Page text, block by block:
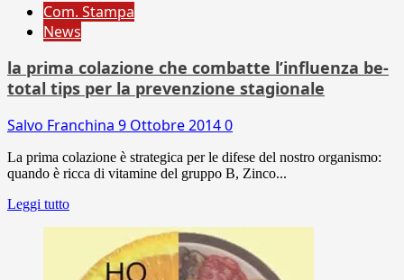
Com. Stampa
News
la prima colazione che combatte l’influenza be-
total tips per la prevenzione stagionale
Salvo Franchina 9 Ottobre 20140
La prima colazione è strategica per le difese del nostro organismo:
quando è ricca di vitamine del gruppo B, Zinco...
Leggi tutto